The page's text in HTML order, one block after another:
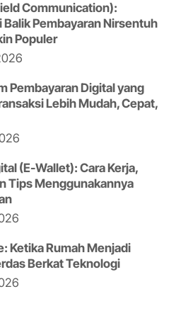
Communication):
Balik Pembayaran Nirsentuh
Populer
Pembayaran Digital yang
Lebih Mudah, Cepat,
(E-Wallet): Cara Kerja,
Tips Menggunakannya
Ketika Rumah Menjadi
Berkat Teknologi